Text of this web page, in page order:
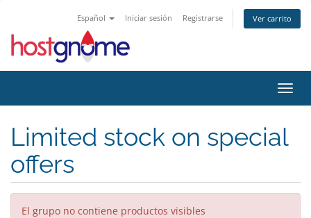
Español Iniciar sesión Registrarse Ver carrito
Limited stock on special
offers
El grupo no contiene productos visibles